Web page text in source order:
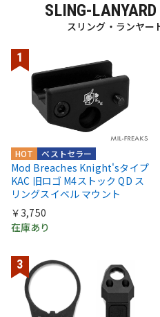
SLING-
スリング・ランヤー
ベストセラー
HOT
Mod Breaches Knight'sタイプ
KAC 旧ロゴ M4ストック QD ス
リングスイベル マウント
￥3,750
在庫あり